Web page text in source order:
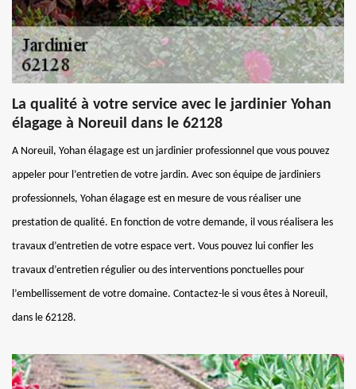
La qualité à votre service avec le jardinier Yohan
élagage à Noreuil dans le 62128
A Noreuil, Yohan élagage est un jardinier professionnel que vous pouvez
appeler pour l’entretien de votre jardin. Avec son équipe de jardiniers
professionnels, Yohan élagage est en mesure de vous réaliser une
prestation de qualité. En fonction de votre demande, il vous réalisera les
travaux d’entretien de votre espace vert. Vous pouvez lui confier les
travaux d’entretien régulier ou des interventions ponctuelles pour
l’embellissement de votre domaine. Contactez-le si vous êtes à Noreuil,
dans le 62128.